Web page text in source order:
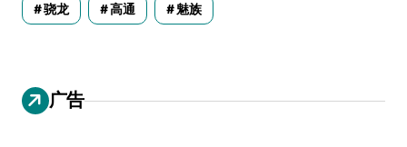
骁龙 高通 魅族
广告